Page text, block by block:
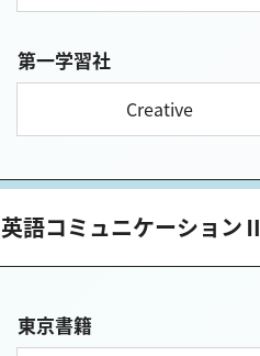
第一学習社
Creative
英語コミュニケーションⅡ
東京書籍